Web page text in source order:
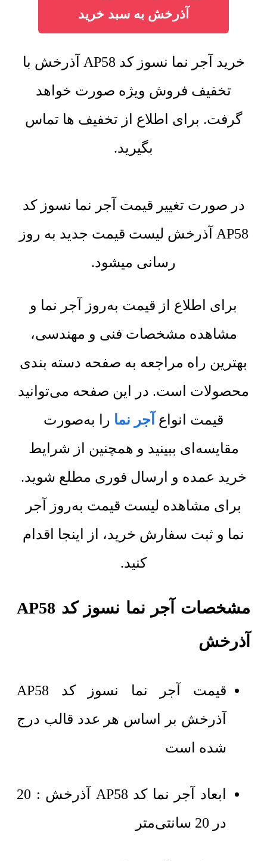
آذرخش به سبد خرید
خرید آجر نما نسوز کد AP58 آذرخش با
تخفیف فروش ویژه صورت خواهد
گرفت. برای اطلاع از تخفیف ها تماس
بگیرید.
در صورت تغییر قیمت آجر نما نسوز کد
AP58 آذرخش لیست قیمت جدید به روز
رسانی میشود.
برای اطلاع از قیمت به‌روز آجر نما و
مشاهده مشخصات فنی و مهندسی،
بهترین راه مراجعه به صفحه دسته بندی
محصولات است. در این صفحه می‌توانید
قیمت انواع آجر نما را به‌صورت
مقایسه‌ای ببینید و همچنین از شرایط
خرید عمده و ارسال فوری مطلع شوید.
برای مشاهده لیست قیمت به‌روز آجر
نما و ثبت سفارش خرید، از اینجا اقدام
کنید.
مشخصات آجر نما نسوز کد AP58
آذرخش
قیمت آجر نما نسوز کد AP58
آذرخش بر اساس هر عدد قالب درج
شده است
ابعاد آجر نما کد AP58 آذرخش : 20
در 20 سانتی‌متر